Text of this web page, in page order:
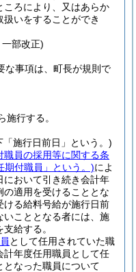
ころにより、又はあらか
いをすることができ
部改正)
な事項は、町長が規則で
施行する。
「施行日前日」という。)
員の採用等に関する条
期付職員」という。)によ
において引き続き会計年
の適用を受けることとな
ける給料号給が施行日前
いこととなる者には、施
給する。
として任用されていた職
計年度任用職員として任
となった職員について